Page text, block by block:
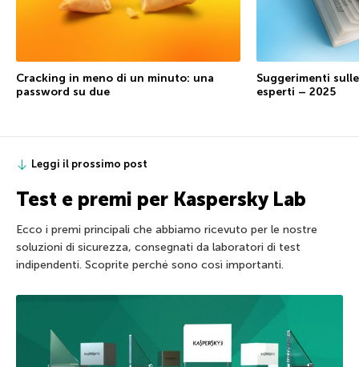
Cracking in meno di un minuto: una
password su due
Suggerimenti
esperti – 2025
Leggi il prossimo post
Test e premi per Kaspersky Lab
Ecco i premi principali che abbiamo ricevuto per le nostre
soluzioni di sicurezza, consegnati da laboratori di test
indipendenti. Scoprite perché sono così importanti.